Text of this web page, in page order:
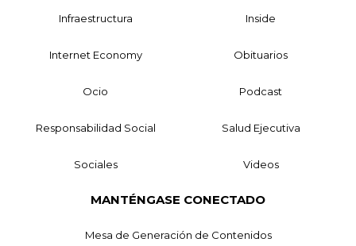
Infraestructura Inside
Internet Economy Obituarios
Ocio Podcast
Responsabilidad Social Salud Ejecutiva
Sociales Videos
MANTÉNGASE CONECTADO
Mesa de Generación de Contenidos